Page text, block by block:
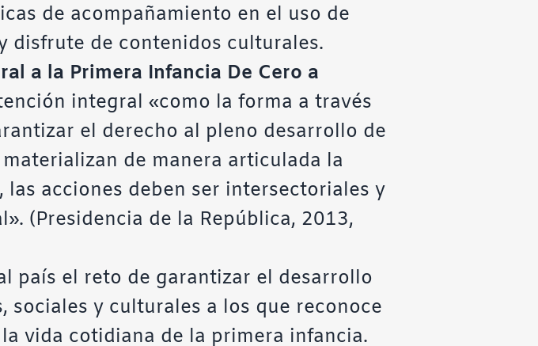
de acompañamiento en el uso de
disfrute de contenidos culturales.
a la Primera Infancia De Cero a
integral «como la forma a través
el derecho al pleno desarrollo de
de manera articulada la
acciones deben ser intersectoriales y
(Presidencia de la República, 2013,
país el reto de garantizar el desarrollo
y culturales a los que reconoce
vida cotidiana de la primera infancia.